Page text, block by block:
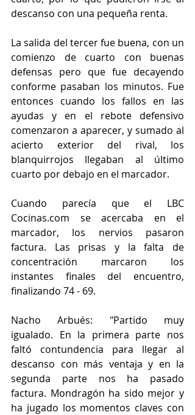
descanso con una pequeña renta.
La salida del tercer fue buena, con un
comienzo de cuarto con buenas
defensas pero que fue decayendo
conforme pasaban los minutos. Fue
entonces cuando los fallos en las
ayudas y en el rebote defensivo
comenzaron a aparecer, y sumado al
acierto exterior del rival, los
blanquirrojos llegaban al último
cuarto por debajo en el marcador.
Cuando parecía que el LBC
Cocinas.com se acercaba en el
marcador, los nervios pasaron
factura. Las prisas y la falta de
concentración marcaron los
instantes finales del encuentro,
finalizando 74 - 69.
Nacho Arbués: "Partido muy
igualado. En la primera parte nos
faltó contundencia para llegar al
descanso con más ventaja y en la
segunda parte nos ha pasado
factura. Mondragón ha sido mejor y
ha jugado los momentos claves con